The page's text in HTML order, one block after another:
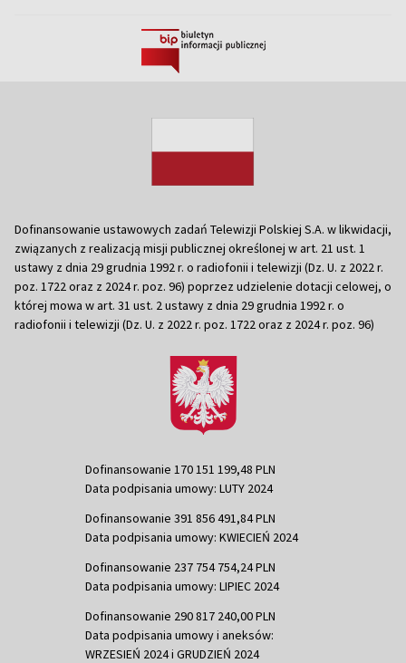
Dofinansowanie ustawowych zadań Telewizji Polskiej S.A. w likwidacji,
związanych z realizacją misji publicznej określonej w art. 21 ust. 1
ustawy z dnia 29 grudnia 1992 r. o radiofonii i telewizji (Dz. U. z 2022 r.
poz. 1722 oraz z 2024 r. poz. 96) poprzez udzielenie dotacji celowej, o
której mowa w art. 31 ust. 2 ustawy z dnia 29 grudnia 1992 r. o
radiofonii i telewizji (Dz. U. z 2022 r. poz. 1722 oraz z 2024 r. poz. 96)
Dofinansowanie 170 151 199,48 PLN
Data podpisania umowy: LUTY 2024
Dofinansowanie 391 856 491,84 PLN
Data podpisania umowy: KWIECIEŃ 2024
Dofinansowanie 237 754 754,24 PLN
Data podpisania umowy: LIPIEC 2024
Dofinansowanie 290 817 240,00 PLN
Data podpisania umowy i aneksów:
WRZESIEŃ 2024 i GRUDZIEŃ 2024